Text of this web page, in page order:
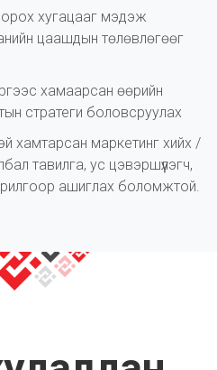
орох хугацааг мэдэж
цаашдын төлөвлөгөөг
хамаарсан өөрийн
стратеги боловсруулах
хамтарсан маркетинг хийх /
тавилга, ус цэвэршүүлэгч,
ашиглах боломжтой.